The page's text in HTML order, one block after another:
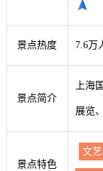
景点热度 7.6万
景点简介
上海
展览
景点特色
文